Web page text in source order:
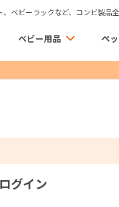
ベビーラックなど、コンビ製品
ベビー用品 ペ
グイン